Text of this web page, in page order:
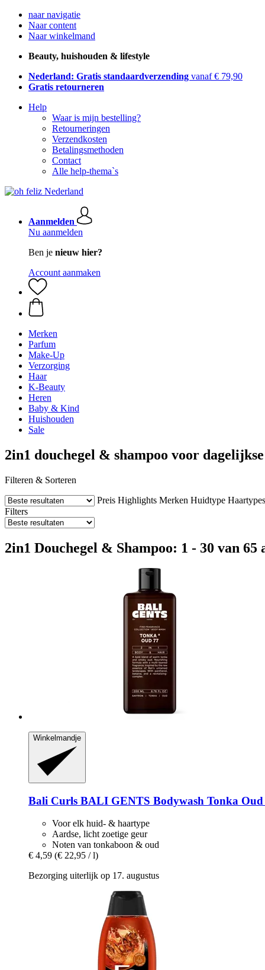
naar navigatie
Naar content
Naar winkelmand
Beauty, huishouden & lifestyle
Nederland: Gratis standaardverzending vanaf € 79,90
Gratis retourneren
Help
Waar is mijn bestelling?
Retourneringen
Verzendkosten
Betalingsmethoden
Contact
Alle help-thema`s
Aanmelden
Nu aanmelden
Ben je nieuw hier?
Account aanmaken
Merken
Parfum
Make-Up
Verzorging
Haar
K-Beauty
Heren
Baby & Kind
Huishouden
Sale
2in1 douchegel & shampoo voor
Filteren & Sorteren
Preis Highlights Merken Huidtype Haartypes
Filters
2in1 Douchegel & Shampoo: 1 - 30 van 65
Winkelmandje
Bali Curls BALI GENTS Bodywash Tonka Oud
Voor elk huid- & haartype
Aardse, licht zoetige geur
Noten van tonkaboon & oud
€ 4,59 (€ 22,95 / l)
Bezorging uiterlijk op 17. augustus